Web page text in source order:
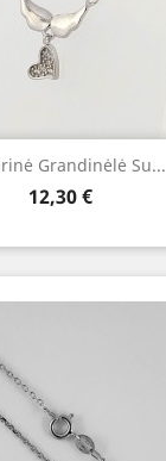
Grandinėlė Su...
Kaina
12,30 €